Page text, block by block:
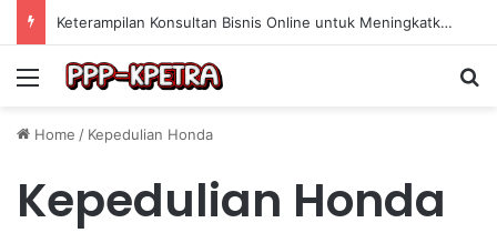
Keterampilan Konsultan Bisnis Online untuk Meningkatkan Pendapatan Berdasarkan Pengalaman Praktis
Menu
Home / Kepedulian Honda
Kepedulian Honda